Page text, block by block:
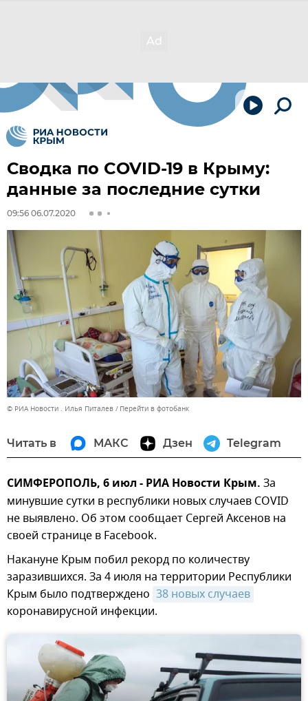
Сводка по COVID-19 в Крыму:
данные за последние сутки
09:56 06.07.2020
© РИА Новости . Илья Питалев Перейти в фотобанк
Читать в МАКС Дзен Telegram
СИМФЕРОПОЛЬ, 6 июл - РИА Новости Крым. За
минувшие сутки в республики новых случаев COVID
не выявлено. Об этом сообщает Сергей Аксенов на
своей странице в Facebook.
Накануне Крым побил рекорд по количеству
заразившихся. За 4 июля на территории Республики
Крым было подтверждено 38 новых случаев
коронавирусной инфекции.